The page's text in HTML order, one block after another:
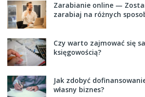
Zarabianie online —
zarabiaj na różnych
Czy warto zajmować się
księgowością?
Jak zdobyć
własny biznes?